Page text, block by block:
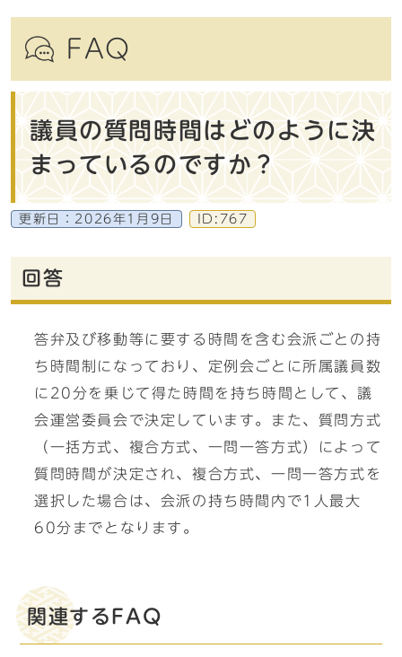
FAQ
議員の質問時間はどのように決
まっているのですか？
更新日： 2026年1月9日 ID:767
回答
答弁及び移動等に要する時間を含む会派ごとの持
ち時間制になっており、定例会ごとに所属議員数
に20分を乗じて得た時間を持ち時間として、議
会運営委員会で決定しています。また、質問方式
（一括方式、複合方式、一問一答方式）によって
質問時間が決定され、複合方式、一問一答方式を
選択した場合は、会派の持ち時間内で1人最大
60分までとなります。
関連するFAQ